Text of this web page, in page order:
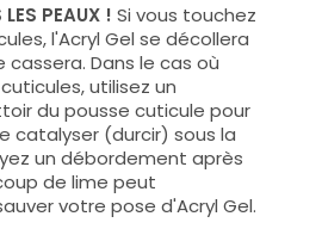
PEAUX ! Si vous touchez
l'Acryl Gel se décollera
Dans le cas où
utilisez un
du pousse cuticule pour
catalyser (durcir) sous la
un débordement après
de lime peut
votre pose d'Acryl Gel.